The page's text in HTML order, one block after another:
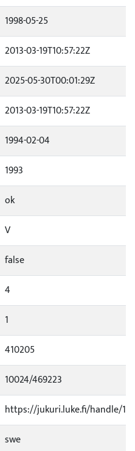
1998-05-25
2013-03-19T10:57:22Z
2025-05-30T00:01:29Z
2013-03-19T10:57:22Z
1994-02-04
1993
ok
V
false
4
1
410205
10024/469223
https://jukuri.luke.fi/handle/
swe